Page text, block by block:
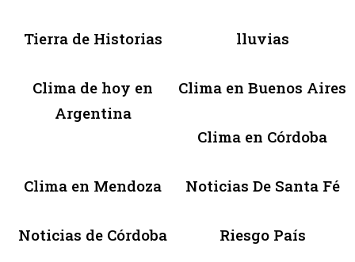
Tierra de Historias lluvias
Clima de hoy en
Argentina
Clima en Buenos Aires
Clima en Córdoba
Clima en Mendoza Noticias De Santa Fé
Noticias de Córdoba Riesgo País